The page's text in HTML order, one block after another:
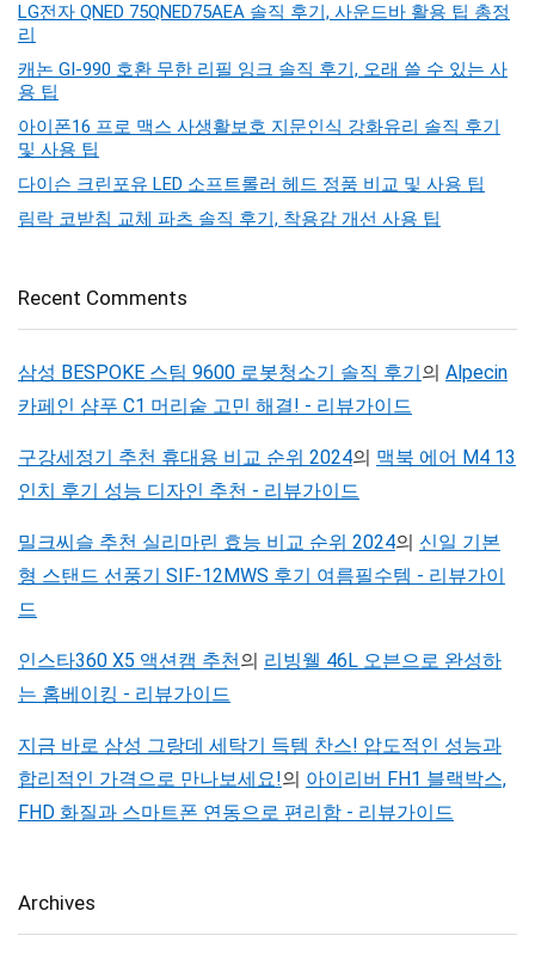
LG전자 QNED 75QNED75AEA 솔직 후기, 사운드바 활용 팁 총정
리
캐논 GI-990 호환 무한 리필 잉크 솔직 후기, 오래 쓸 수 있는 사
용 팁
아이폰16 프로 맥스 사생활보호 지문인식 강화유리 솔직 후기
및 사용 팁
다이슨 크린포유 LED 소프트롤러 헤드 정품 비교 및 사용 팁
림락 코받침 교체 파츠 솔직 후기, 착용감 개선 사용 팁
Recent Comments
삼성 BESPOKE 스팀 9600 로봇청소기 솔직 후기의 Alpecin
카페인 샴푸 C1 머리숱 고민 해결! - 리뷰가이드
구강세정기 추천 휴대용 비교 순위 2024의 맥북 에어 M4 13
인치 후기 성능 디자인 추천 - 리뷰가이드
밀크씨슬 추천 실리마린 효능 비교 순위 2024의 신일 기본
형 스탠드 선풍기 SIF-12MWS 후기 여름필수템 - 리뷰가이
드
인스타360 X5 액션캠 추천의 리빙웰 46L 오븐으로 완성하
는 홈베이킹 - 리뷰가이드
지금 바로 삼성 그랑데 세탁기 득템 찬스! 압도적인 성능과
합리적인 가격으로 만나보세요!의 아이리버 FH1 블랙박스,
FHD 화질과 스마트폰 연동으로 편리함 - 리뷰가이드
Archives